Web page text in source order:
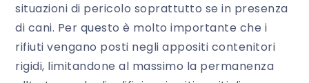
situazioni di pericolo soprattutto se in presenza
di cani. Per questo è molto importante che i
rifiuti vengano posti negli appositi contenitori
rigidi, limitandone al massimo la permanenza